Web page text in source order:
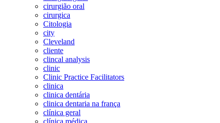
cirurgião oral
cirurgica
Citologia
city
Cleveland
cliente
clincal analysis
clinic
Clinic Practice Facilitators
clinica
clinica dentária
clinica dentaria na frança
clínica geral
clínica médica